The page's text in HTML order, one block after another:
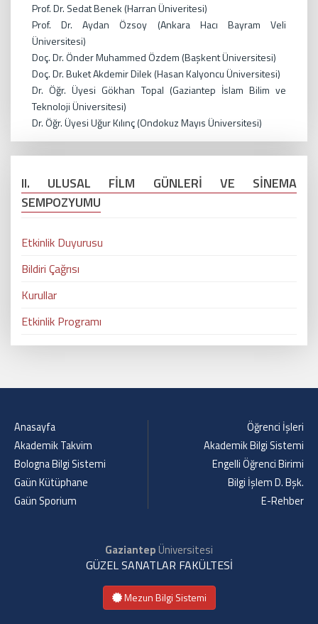
Prof. Dr. Sedat Benek (Harran Üniveritesi)
Prof. Dr. Aydan Özsoy (Ankara Hacı Bayram Veli
Üniversitesi)
Doç. Dr. Önder Muhammed Özdem (Başkent Üniversitesi)
Doç. Dr. Buket Akdemir Dilek (Hasan Kalyoncu Üniversitesi)
Dr. Öğr. Üyesi Gökhan Topal (Gaziantep İslam Bilim ve
Teknoloji Üniversitesi)
Dr. Öğr. Üyesi Uğur Kılınç (Ondokuz Mayıs Üniversitesi)
II. ULUSAL FİLM GÜNLERİ VE SİNEMA
SEMPOZYUMU
Etkinlik Duyurusu
Bildiri Çağrısı
Kurullar
Etkinlik Programı
Anasayfa
Akademik Takvim
Bologna Bilgi Sistemi
Gaün Kütüphane
Gaün Sporium
Öğrenci İşleri
Akademik Bilgi Sistemi
Engelli Öğrenci Birimi
Bilgi İşlem D. Bşk.
E-Rehber
GaziantepÜniversitesi
GÜZEL SANATLAR FAKÜLTESİ
Mezun Bilgi Sistemi